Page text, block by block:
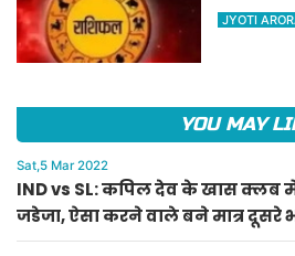
किस्मत का
JYOTI
YOU MAY
Sat,5 Mar 2022
IND vs SL: कपिल देव के खास क्लब में
जडेजा, ऐसा करने वाले बने मात्र दूसरे